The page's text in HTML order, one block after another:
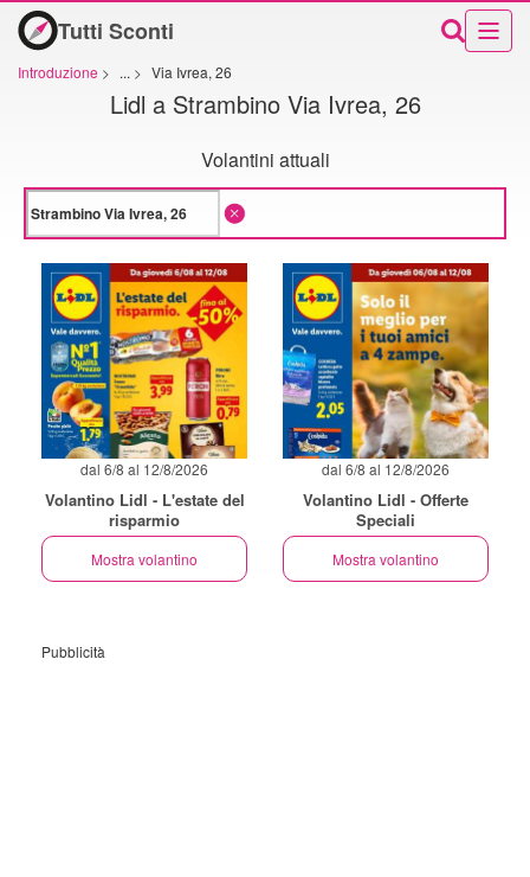
Tutti Sconti
Introduzione > ... > Via Ivrea, 26
Lidl a Strambino Via Ivrea, 26
Volantini attuali
dal 6/8 al 12/8/2026
Volantino Lidl - L'estate del
risparmio
Mostra volantino
dal 6/8 al 12/8/2026
Volantino Lidl - Offerte
Speciali
Mostra volantino
Pubblicità